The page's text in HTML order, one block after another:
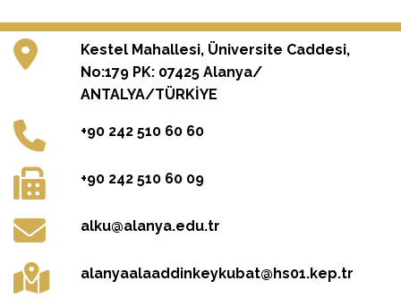
Kestel Mahallesi, Üniversite Caddesi,
No:179 PK: 07425 Alanya/
ANTALYA/TÜRKİYE
+90 242 510 60 60
+90 242 510 60 09
alku@alanya.edu.tr
alanyaalaaddinkeykubat@hs01.kep.tr